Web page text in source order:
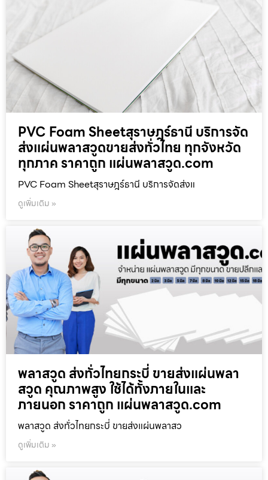
PVC Foam Sheetสุราษฎร์ธานี บริการจัด
ส่งแผ่นพลาสวูดขายส่งทั่วไทย ทุกจังหวัด
ทุกภาค ราคาถูก แผ่นพลาสวูด.com
PVC Foam Sheetสุราษฎร์ธานี บริการจัดส่งแ
ดูเพิ่มเติม »
พลาสวูด ส่งทั่วไทยกระบี่ ขายส่งแผ่นพลา
สวูด คุณภาพสูง ใช้ได้ทั้งภายในและ
ภายนอก ราคาถูก แผ่นพลาสวูด.com
พลาสวูด ส่งทั่วไทยกระบี่ ขายส่งแผ่นพลาสว
ดูเพิ่มเติม »